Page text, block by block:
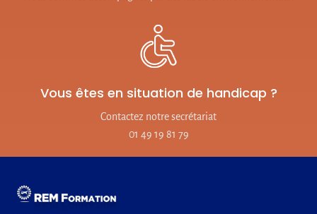
Vous êtes en situation de handicap ?
Contactez notre secrétariat
01 49 19 81 79